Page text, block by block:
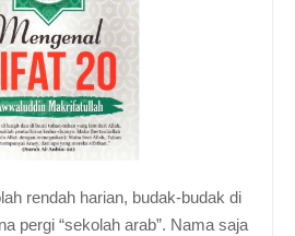
rendah harian, budak-budak di
pergi “sekolah arab”. Nama saja